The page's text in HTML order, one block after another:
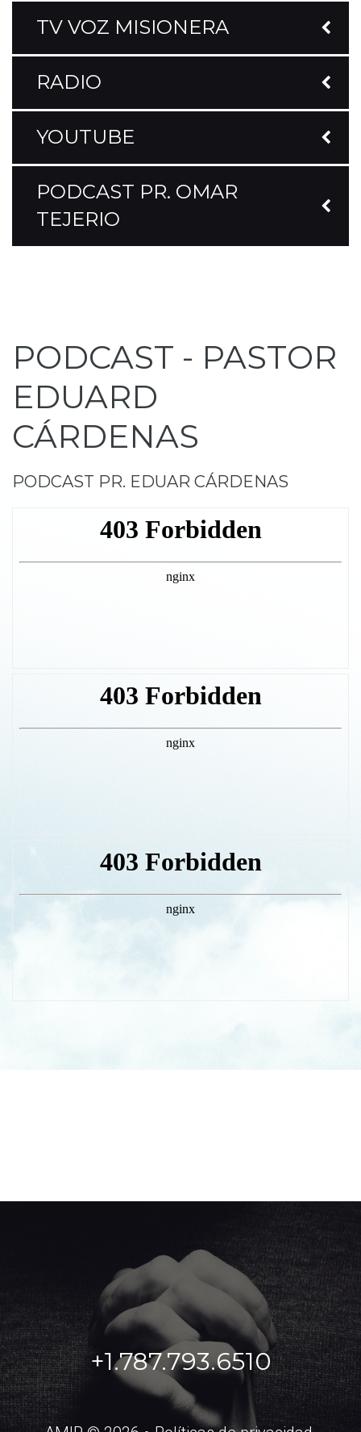
TV VOZ MISIONERA
RADIO
YOUTUBE
PODCAST PR. OMAR
TEJERIO
PODCAST - PASTOR
EDUARD
CÁRDENAS
PODCAST PR. EDUAR CÁRDENAS
+1.787.793.6510